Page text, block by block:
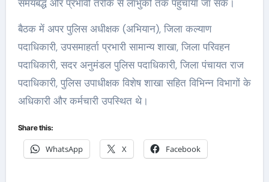
समयबद्ध और प्रभावी तरीके से लाभुकों तक पहुंचाया जा सके।
बैठक में अपर पुलिस अधीक्षक (अभियान), जिला कल्याण
पदाधिकारी, उपसमाहर्ता प्रभारी सामान्य शाखा, जिला परिवहन
पदाधिकारी, सदर अनुमंडल पुलिस पदाधिकारी, जिला पंचायत राज
पदाधिकारी, पुलिस उपाधीक्षक विशेष शाखा सहित विभिन्न विभागों के
अधिकारी और कर्मचारी उपस्थित थे।
Share this:
WhatsApp X Facebook